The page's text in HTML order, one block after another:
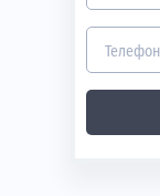
Телефон